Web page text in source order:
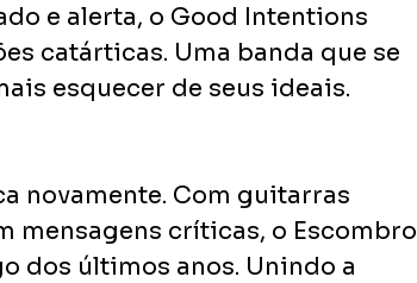
e alerta, o Good Intentions
catárticas. Uma banda que se
esquecer de seus ideais.
novamente. Com guitarras
mensagens críticas, o Escombro
dos últimos anos. Unindo a